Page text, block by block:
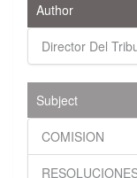
Author
Director Del
Subject
COMISION